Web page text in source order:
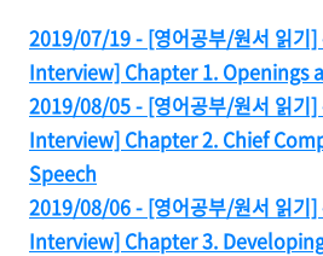
2019/07/19 - [영어공부/원서 읽기
Interview] Chapter 1. Openings
2019/08/05 - [영어공부/원서 읽기
Interview] Chapter 2. Chief
Speech
2019/08/06 - [영어공부/원서 읽기
Interview] Chapter 3.